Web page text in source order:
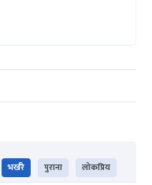
भर्खरै पुराना लोकप्रिय